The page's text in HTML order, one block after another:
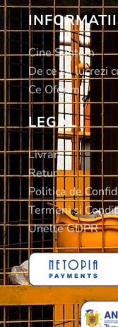
Cine Suntem
De ce sa lucrezi
Ce Oferim
LEGAL
Livrare
Retur
Politica de
Termeni si
Unelte GDPR